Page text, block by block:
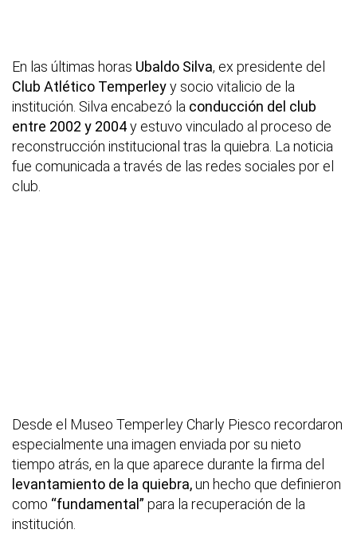
En las últimas horas Ubaldo Silva, ex presidente del
Club Atlético Temperleyy socio vitalicio de la
institución. Silva encabezó la conducción del club
entre 2002 y 2004y estuvo vinculado al proceso de
reconstrucción institucional tras la quiebra. La noticia
fue comunicada a través de las redes sociales por el
club.
Desde el Museo Temperley Charly Piesco recordaron
especialmente una imagen enviada por su nieto
tiempo atrás, en la que aparece durante la firma del
levantamiento de la quiebra,un hecho que definieron
como “fundamental” para la recuperación de la
institución.